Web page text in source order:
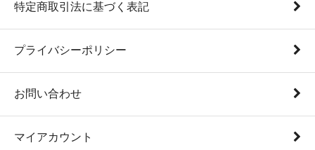
特定商取引法に基づく表記
プライバシーポリシー
お問い合わせ
マイアカウント